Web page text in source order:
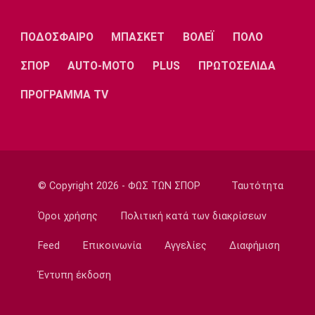
22:35
Επίσημα στη Ρεάλ Μαδρίτης ο Ντιομαντέ
22:20
Κολύμβηση
κάνατε υπερήφανους και ευτυχισμένους»
Ο Ζορζίνιο στον Πανσερραϊκό
ΠΟΔΟΣΦΑΙΡΟ ΜΠΑΣΚΕΤ ΒΟΛΕΪ ΠΟΛΟ
ΣΠΟΡ AUTO-MOTO PLUS ΠΡΩΤΟΣΕΛΙΔΑ
ΠΡΟΓΡΑΜΜΑ TV
© Copyright 2026 - ΦΩΣ ΤΩΝ ΣΠΟΡ Ταυτότητα
Όροι χρήσης Πολιτική κατά των διακρίσεων
Feed Επικοινωνία Αγγελίες Διαφήμιση
Έντυπη έκδοση